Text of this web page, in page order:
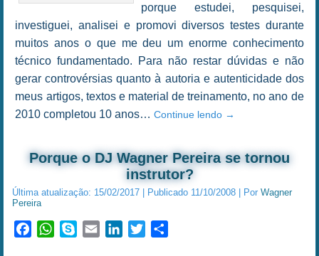
porque estudei, pesquisei,
investiguei, analisei e promovi diversos testes durante
muitos anos o que me deu um enorme conhecimento
técnico fundamentado. Para não restar dúvidas e não
gerar controvérsias quanto à autoria e autenticidade dos
meus artigos, textos e material de treinamento, no ano de
2010 completou 10 anos…Continue lendo →
Porque o DJ Wagner Pereira se tornou
instrutor?
Última atualização: 15/02/2017 Publicado 11/10/2008 Por Wagner
Pereira
FacebookWhatsApp
Skype Email LinkedInTwitter